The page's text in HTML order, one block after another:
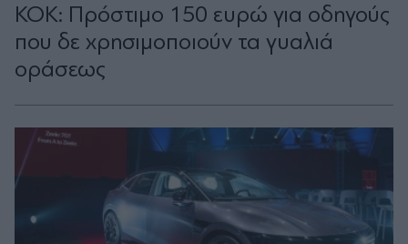
ΚΟΚ: Πρόστιμο 150 ευρώ για οδηγούς
που δε χρησιμοποιούν τα γυαλιά
οράσεως